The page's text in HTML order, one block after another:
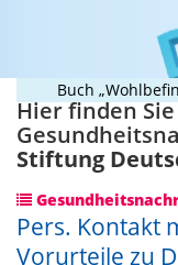
Buch
Hier finden
Stiftung
Pers. Kontakt
Vorurteile zu